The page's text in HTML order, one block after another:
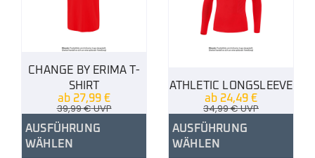
CHANGE BY ERIMA T-
SHIRT
ab 27,99 €
39,99€UVP
AUSFÜHRUNG
WÄHLEN
ATHLETIC LONGSLEEVE
ab 24,49 €
34,99€UVP
AUSFÜHRUNG
WÄHLEN